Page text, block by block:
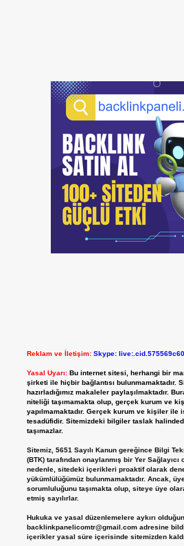
Reklam ve İletişim: Skype:
Yasal Uyarı: Bu internet sitesi, herhangi bir
şirketi ile hiçbir bağlantısı bulunmamaktadır.
hazırladığımız makaleler paylaşılmaktadır.
niteliği taşımamakta olup, gerçek kurum ve
yapılmamaktadır. Gerçek kurum ve kişiler ile
tesadüfidir. Sitemizdeki bilgiler taslak
taşımazlar.
Sitemiz, 5651 Sayılı Kanun gereğince Bilgi
(BTK) tarafından onaylanmış bir Yer
nedenle, sitedeki içerikleri proaktif olarak
yükümlülüğümüz bulunmamaktadır. Ancak,
sorumluluğunu taşımakta olup, siteye üye
etmiş sayılırlar.
Hukuka ve yasal düzenlemelere aykırı
backlinkpanelicomtr@gmail.comadresine
içerikler yasal süre içerisinde sitemizden